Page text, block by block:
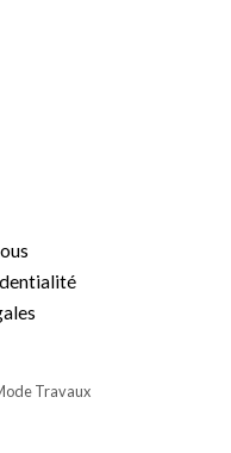
Travaux